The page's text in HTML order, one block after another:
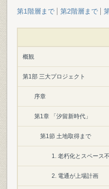
第1階層まで 第2階層まで
概観
第1部 三大プロジェクト
序章
第1章 「汐留新時代」
第1節 土地取得まで
1. 老朽化とスペース
2. 電通が上場計画